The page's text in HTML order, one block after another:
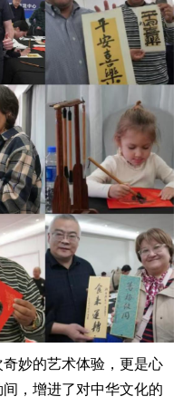
妙的艺术体验，更是心
，增进了对中华文化的